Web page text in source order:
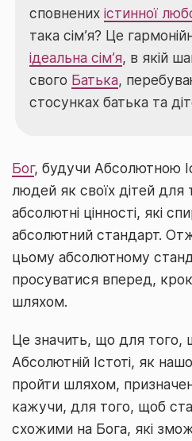
сповнених істинної
така сім’я? Це
ідеальна сім’я, в якій
свого Батька,
стосунках батька та
Бог, будучи Абсолютною
людей як своїх дітей для
абсолютні цінності, які
абсолютний стандарт.
цьому абсолютному
просуватися вперед,
шляхом.
Це значить, що для того,
Абсолютній Істоті, як
пройти шляхом,
кажучи, для того, щоб
схожими на Бога, які